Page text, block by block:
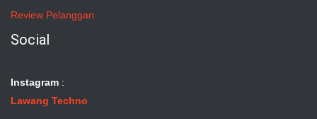
Review Pelanggan
Social
Instagram :
Lawang Techno